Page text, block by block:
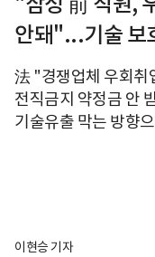
안돼"...기술 보
法 "경쟁업체 우회취
전직금지 약정금 안
기술유출 막는 방향
이현승 기자